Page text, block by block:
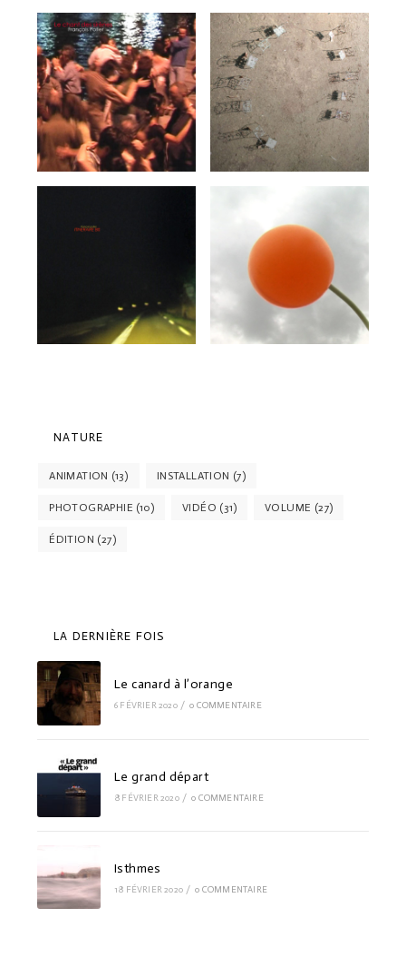
NATURE
ANIMATION (13) INSTALLATION (7)
PHOTOGRAPHIE (10) VIDÉO (31) VOLUME (27)
ÉDITION (27)
LA DERNIÈRE FOIS
Le canard à l’orange
6 FÉVRIER 2020 / 0 COMMENTAIRE
Le grand départ
8 FÉVRIER 2020 / 0 COMMENTAIRE
Isthmes
18 FÉVRIER 2020 / 0 COMMENTAIRE